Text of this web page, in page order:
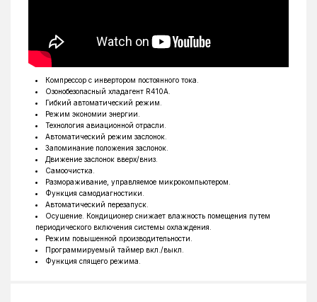
Высота внутреннего блока, мм
Глубина внутреннего блока, мм
Тип фреона
Обогрев до °C
Ширина наружного блока, мм
Высота наружного блока, мм
Глубина наружного блока, мм
Компрессор с инвертором постоянного тока.
Озонобезопасный хладагент R410A.
Гибкий автоматический режим.
Режим экономии энергии.
Технология авиационной отрасли.
Автоматический режим заслонок.
Запоминание положения заслонок.
Движение заслонок вверх/вниз.
Самоочистка.
Размораживание, управляемое микрокомпьютером.
Функция самодиагностики.
Автоматический перезапуск.
Осушение. Кондиционер снижает влажность помещения путем
периодического включения системы охлаждения.
Режим повышенной производительности.
Программируемый таймер вкл./выкл.
Функция спящего режима.